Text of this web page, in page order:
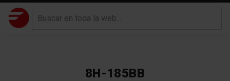
8H-185BB